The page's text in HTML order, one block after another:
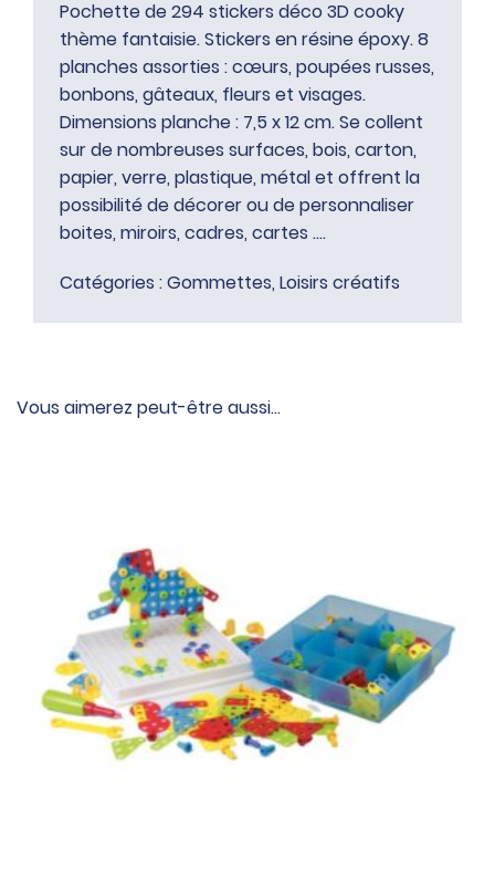
Pochette de 294 stickers déco 3D cooky
thème fantaisie. Stickers en résine époxy. 8
planches assorties : cœurs, poupées russes,
bonbons, gâteaux, fleurs et visages.
Dimensions planche : 7,5 x 12 cm. Se collent
sur de nombreuses surfaces, bois, carton,
papier, verre, plastique, métal et offrent la
possibilité de décorer ou de personnaliser
boites, miroirs, cadres, cartes ….
Catégories :Gommettes, Loisirs créatifs
Vous aimerez peut-être aussi…